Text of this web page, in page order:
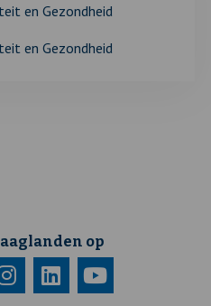
en Gezondheid
en Gezondheid
op
Bezoek
Deze
Bezoek
Deze